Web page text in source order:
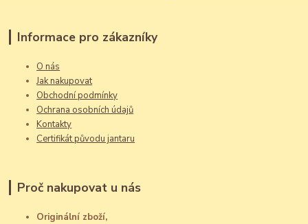
Informace pro zákazníky
O nás
Jak nakupovat
Obchodní podmínky
Ochrana osobních údajů
Kontakty
Certifikát původu jantaru
Proč nakupovat u nás
Originální zboží,